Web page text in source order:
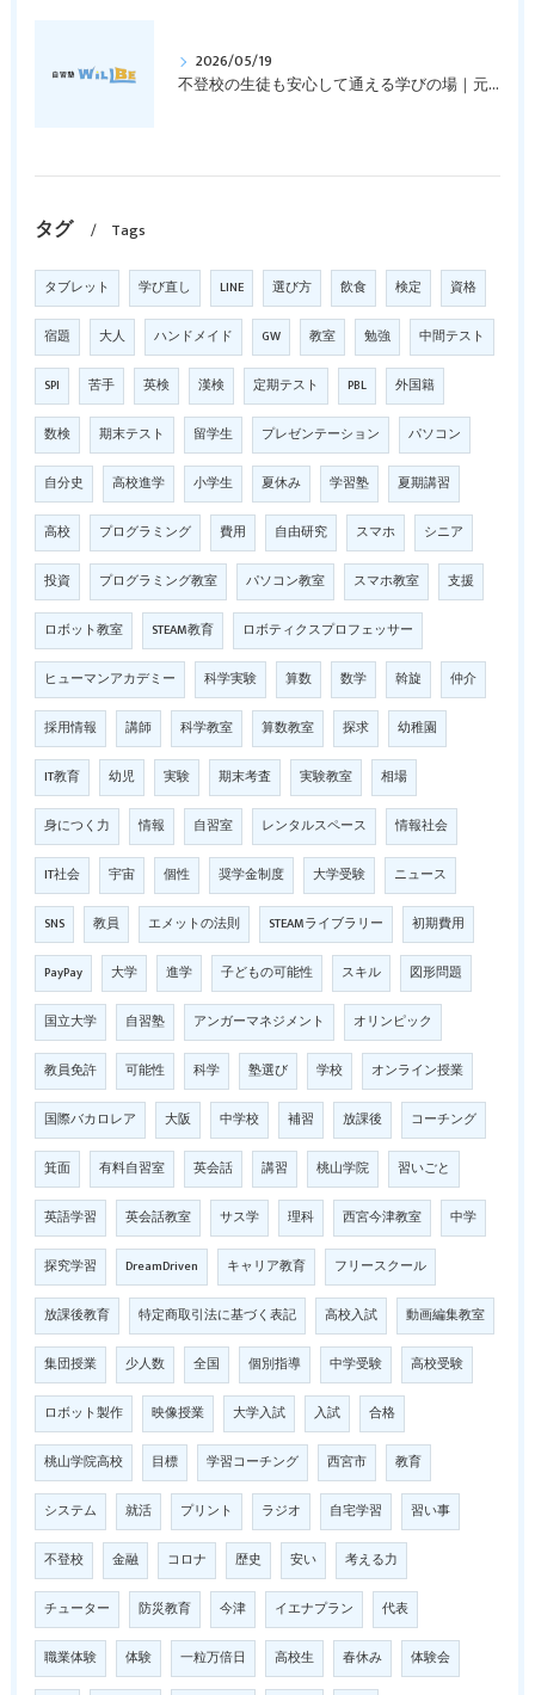
2026/05/19
不登校の生徒も安心して通える学びの場｜元中学高校教員で私立学校の放課後校内塾を経営する西宮・今津の習いごと教室＆自習塾WillBe
タグ Tags
タブレット 学び直し LINE 選び方 飲食 検定 資格
宿題 大人 ハンドメイド GW 教室 勉強 中間テスト
SPI 苦手 英検 漢検 定期テスト PBL 外国籍
数検 期末テスト 留学生 プレゼンテーション パソコン
自分史 高校進学 小学生 夏休み 学習塾 夏期講習
高校 プログラミング 費用 自由研究 スマホ シニア
投資 プログラミング教室 パソコン教室 スマホ教室 支援
ロボット教室 STEAM教育 ロボティクスプロフェッサー
ヒューマンアカデミー 科学実験 算数 数学 斡旋 仲介
採用情報 講師 科学教室 算数教室 探求 幼稚園
IT教育 幼児 実験 期末考査 実験教室 相場
身につく力 情報 自習室 レンタルスペース 情報社会
IT社会 宇宙 個性 奨学金制度 大学受験 ニュース
SNS 教員 エメットの法則 STEAMライブラリー 初期費用
PayPay 大学 進学 子どもの可能性 スキル 図形問題
国立大学 自習塾 アンガーマネジメント オリンピック
教員免許 可能性 科学 塾選び 学校 オンライン授業
国際バカロレア 大阪 中学校 補習 放課後 コーチング
箕面 有料自習室 英会話 講習 桃山学院 習いごと
英語学習 英会話教室 サス学 理科 西宮今津教室 中学
探究学習 DreamDriven キャリア教育 フリースクール
放課後教育 特定商取引法に基づく表記 高校入試 動画編集教室
集団授業 少人数 全国 個別指導 中学受験 高校受験
ロボット製作 映像授業 大学入試 入試 合格
桃山学院高校 目標 学習コーチング 西宮市 教育
システム 就活 プリント ラジオ 自宅学習 習い事
不登校 金融 コロナ 歴史 安い 考える力
チューター 防災教育 今津 イエナプラン 代表
職業体験 体験 一粒万倍日 高校生 春休み 体験会